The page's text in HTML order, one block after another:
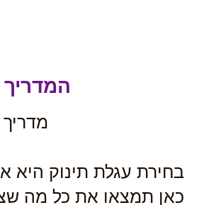
בחירת עגלת תינוק
כאן תמצאו את כל מה